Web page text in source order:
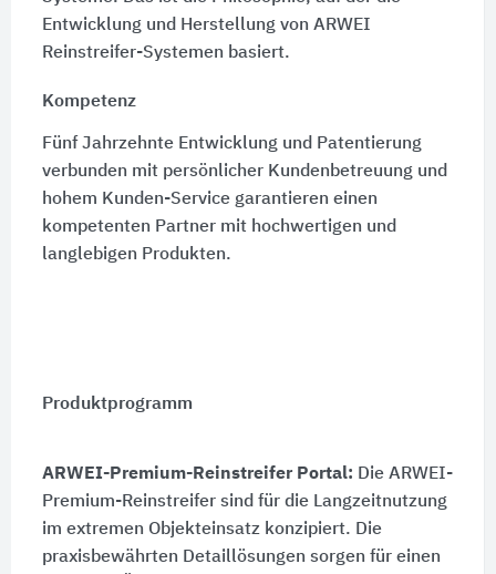
Entwicklung und Herstellung von ARWEI
Reinstreifer-Systemen basiert.
Kompetenz
Fünf Jahrzehnte Entwicklung und Patentierung
verbunden mit persönlicher Kundenbetreuung und
hohem Kunden-Service garantieren einen
kompetenten Partner mit hochwertigen und
langlebigen Produkten.
Produktprogramm
ARWEI-Premium-Reinstreifer Portal: Die ARWEI-
Premium-Reinstreifer sind für die Langzeitnutzung
im extremen Objekteinsatz konzipiert. Die
praxisbewährten Detaillösungen sorgen für einen